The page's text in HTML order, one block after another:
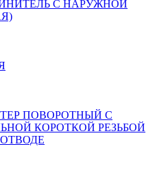
С НАРУЖНОЙ
ПОВОРОТНЫЙ С
КОРОТКОЙ РЕЗЬБОЙ
ОТВОДЕ